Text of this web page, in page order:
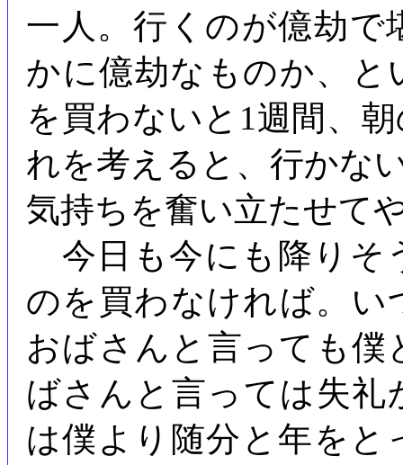
一人。行くのが億劫で
かに億劫なものか、と
を買わないと1週間、
れを考えると、行かな
気持ちを奮い立たせて
今日も今にも降りそ
のを買わなければ。い
おばさんと言っても
ばさんと言っては失
は僕より随分と年を